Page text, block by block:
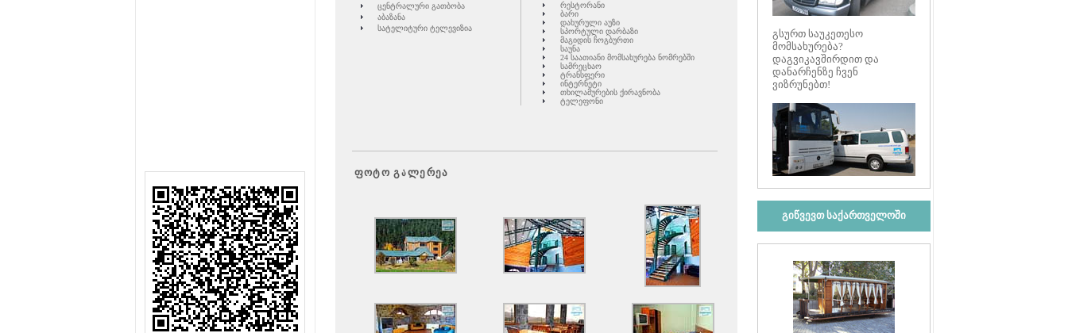
ცენტრალური გათბობა
აბაზანა
სატელიტური ტელევიზია
რესტორანი
ბარი
დახურული აუზი
სპორტული დარბაზი
მაგიდის ჩოგბურთი
საუნა
24 საათიანი მომსახურება ნომრებში
სამრეცხაო
ტრანსფერი
ინტერნეტი
თხილამურების ქირავნობა
ტელეფონი
ფოტო გალერეა
გსურთ საუკეთესო
მომსახურება?
დაგვიკავშირდით და
დანარჩენზე ჩვენ
ვიზრუნებთ!
გიწვევთ საქართველოში